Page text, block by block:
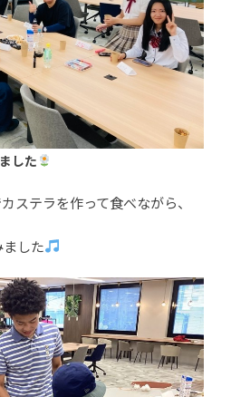
した
ステラを作って食べながら、
した